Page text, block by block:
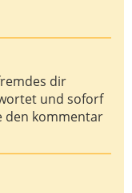
dir
und soforf
den kommentar